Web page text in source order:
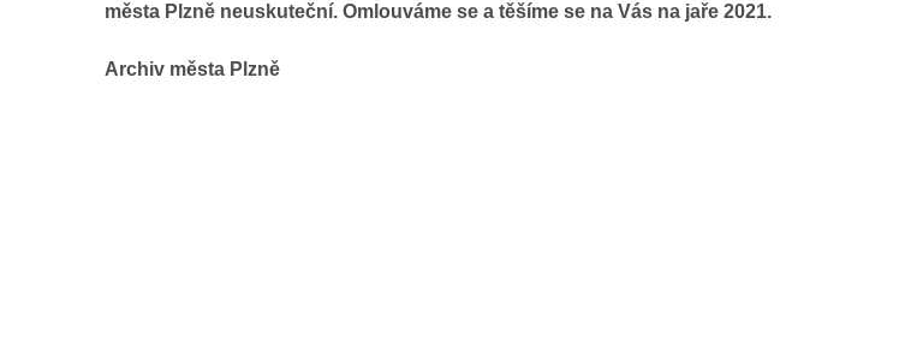
města Plzně neuskuteční. Omlouváme se a těšíme se na Vás na jaře 2021.
Archiv města Plzně